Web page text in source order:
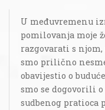
U međuvremenu
pomilovanja moje
razgovarati s
smo prilično
obavijestio o
smo se dogovorili
sudbenog